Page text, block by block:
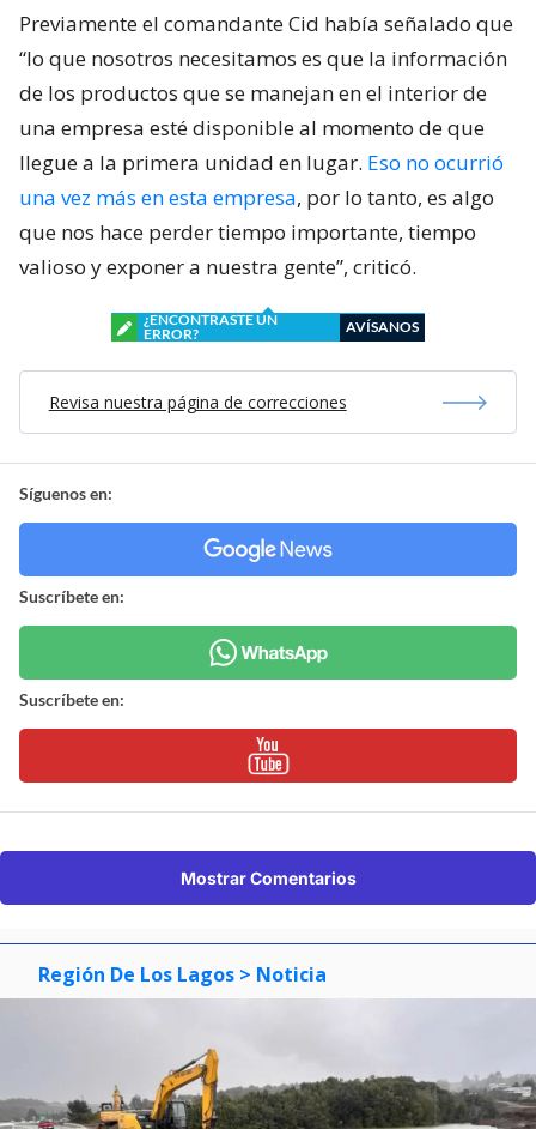
Previamente el comandante Cid había señalado que
“lo que nosotros necesitamos es que la información
de los productos que se manejan en el interior de
una empresa esté disponible al momento de que
llegue a la primera unidad en lugar. Eso no ocurrió
una vez más en esta empresa, por lo tanto, es algo
que nos hace perder tiempo importante, tiempo
valioso y exponer a nuestra gente”, criticó.
¿ENCONTRASTE UN
ERROR?
AVÍSANOS
Revisa nuestra página de correcciones
Síguenos en:
Suscríbete en:
Suscríbete en:
Mostrar Comentarios
Región De Los Lagos > Noticia